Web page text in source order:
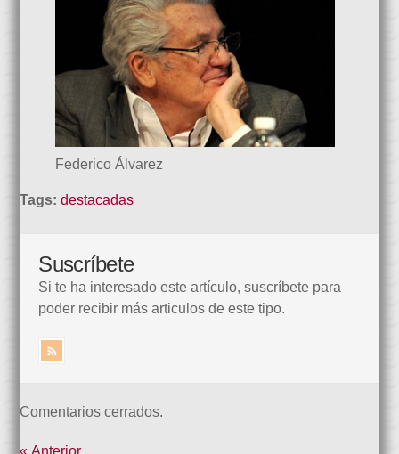
Federico Álvarez
Tags:destacadas
Suscríbete
Si te ha interesado este artículo, suscríbete para
poder recibir más articulos de este tipo.
Comentarios cerrados.
« Anterior